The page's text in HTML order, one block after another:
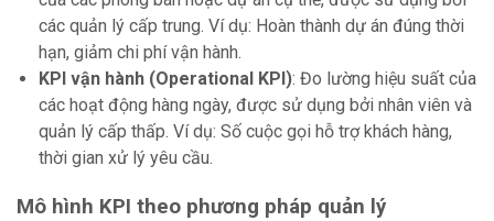
các quản lý cấp trung. Ví dụ: Hoàn thành dự án đúng thời
hạn, giảm chi phí vận hành.
KPI vận hành (Operational KPI): Đo lường hiệu suất của
các hoạt động hàng ngày, được sử dụng bởi nhân viên và
quản lý cấp thấp. Ví dụ: Số cuộc gọi hỗ trợ khách hàng,
thời gian xử lý yêu cầu.
Mô hình KPI theo phương pháp quản lý